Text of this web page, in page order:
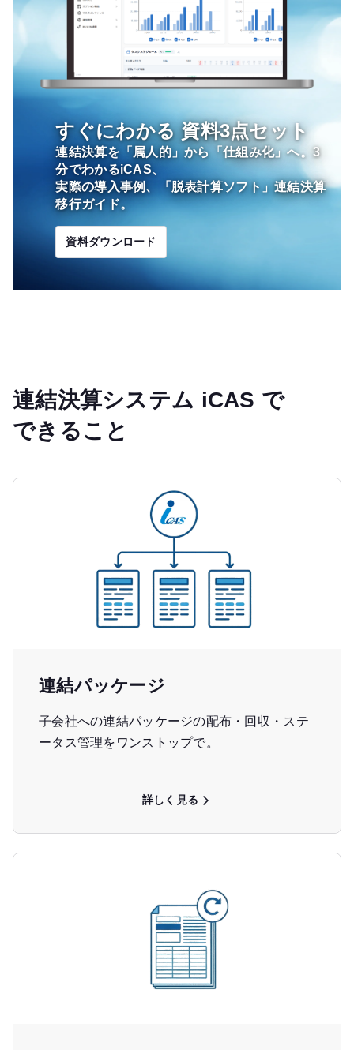
すぐにわかる資料3点セット
連結決算を「属人的」から「仕組み化」へ。3
分でわかるiCAS、
実際の導入事例、「脱表計算ソフト」連結決算
移行ガイド。
資料ダウンロード
連結決算システム iCAS で
できること
連結パッケージ
子会社への連結パッケージの配布・回収・ステ
ータス管理をワンストップで。
詳しく見る